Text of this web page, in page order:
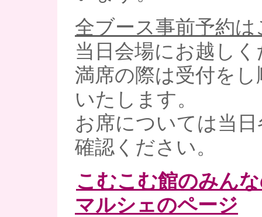
全ブース事前予約
当日会場にお越し
満席の際は受付を
いたします。
お席については当
確認ください。
こむこむ館のみん
マルシェのページ